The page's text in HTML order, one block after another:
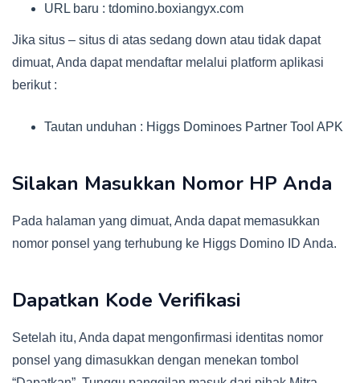
URL baru : tdomino.boxiangyx.com
Jika situs – situs di atas sedang down atau tidak dapat
dimuat, Anda dapat mendaftar melalui platform aplikasi
berikut :
Tautan unduhan : Higgs Dominoes Partner Tool APK
Silakan Masukkan Nomor HP Anda
Pada halaman yang dimuat, Anda dapat memasukkan
nomor ponsel yang terhubung ke Higgs Domino ID Anda.
Dapatkan Kode Verifikasi
Setelah itu, Anda dapat mengonfirmasi identitas nomor
ponsel yang dimasukkan dengan menekan tombol